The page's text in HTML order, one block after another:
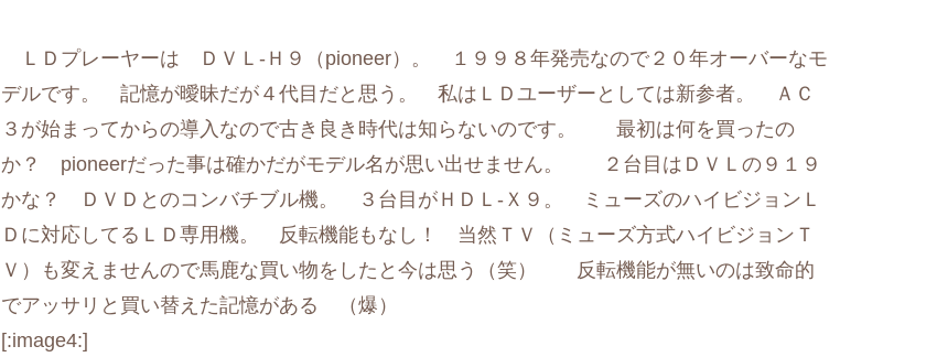
ＬＤプレーヤーは ＤＶＬ-Ｈ９（pioneer）。 １９９８年発売なので２０年オーバーなモ
デルです。 記憶が曖昧だが４代目だと思う。 私はＬＤユーザーとしては新参者。 ＡＣ
３が始まってからの導入なので古き良き時代は知らないのです。 最初は何を買ったの
か？ pioneerだった事は確かだがモデル名が思い出せません。 ２台目はＤＶＬの９１９
かな？ ＤＶＤとのコンバチブル機。 ３台目がＨＤＬ-Ｘ９。 ミューズのハイビジョンＬ
Ｄに対応してるＬＤ専用機。 反転機能もなし！ 当然ＴＶ（ミューズ方式ハイビジョンＴ
Ｖ）も変えませんので馬鹿な買い物をしたと今は思う（笑） 反転機能が無いのは致命的
でアッサリと買い替えた記憶がある （爆）
[:image4:]